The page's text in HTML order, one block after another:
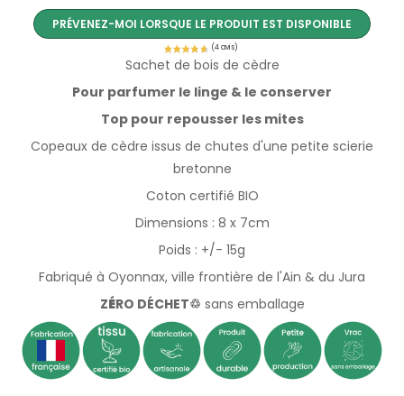
PRÉVENEZ-MOI LORSQUE LE PRODUIT EST DISPONIBLE
Sachet de bois de cèdre
Pour parfumer le linge & le conserver
Top pour repousser les mites
Copeaux de cèdre issus de chutes d'une petite scierie
bretonne
Coton certifié BIO
Dimensions : 8 x 7cm
Poids : +/- 15g
Fabriqué à Oyonnax, ville frontière de l'Ain & du Jura
ZÉRO DÉCHET♲ sans emballage